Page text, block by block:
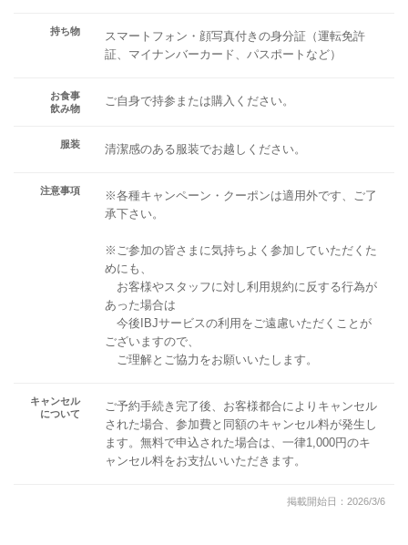
持ち物
スマートフォン・顔写真付きの身分証（運転免許
証、マイナンバーカード、パスポートなど）
お食事
飲み物
ご自身で持参または購入ください。
服装 清潔感のある服装でお越しください。
注意事項
※各種キャンペーン・クーポンは適用外です、ご了
承下さい。
※ご参加の皆さまに気持ちよく参加していただくた
めにも、
お客様やスタッフに対し利用規約に反する行為が
あった場合は
今後IBJサービスの利用をご遠慮いただくことが
ございますので、
ご理解とご協力をお願いいたします。
キャンセル
について
ご予約手続き完了後、お客様都合によりキャンセル
された場合、参加費と同額のキャンセル料が発生し
ます。無料で申込された場合は、一律1,000円のキ
ャンセル料をお支払いいただきます。
掲載開始日：2026/3/6